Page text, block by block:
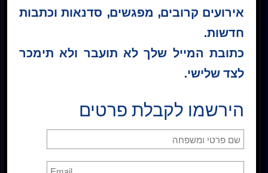
הרשמה לרשימת תפוצה
אירועים קרובים, מפגשים, סדנאות וכתבות
חדשות.
כתובת המייל שלך לא תועבר ולא תימכר
לצד שלישי.
הירשמו לקבלת פרטים